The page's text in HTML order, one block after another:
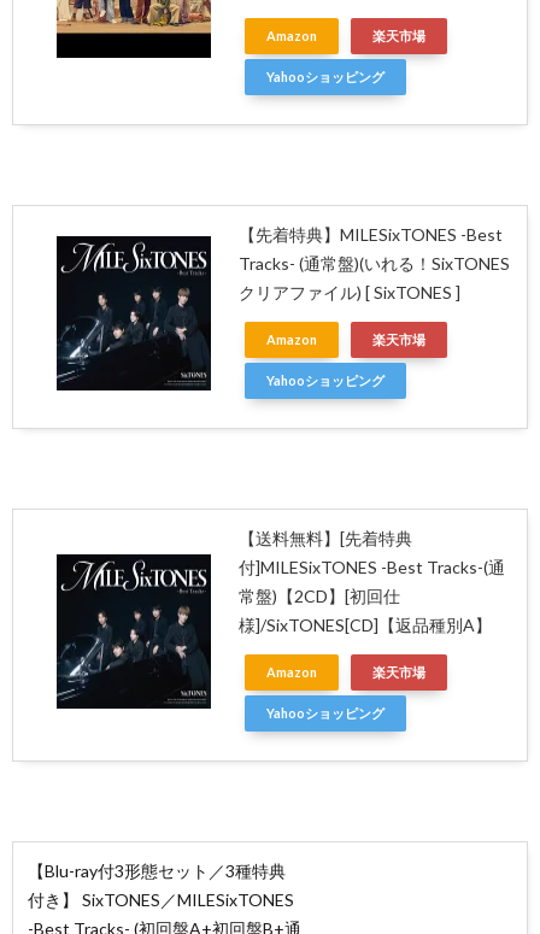
Amazon 楽天市場
Yahooショッピング
【先着特典】MILESixTONES -Best
Tracks- (通常盤)(いれる！SixTONES
クリアファイル) [ SixTONES ]
Amazon 楽天市場
Yahooショッピング
【送料無料】[先着特典
付]MILESixTONES -Best Tracks-(通
常盤)【2CD】[初回仕
様]/SixTONES[CD]【返品種別A】
Amazon 楽天市場
Yahooショッピング
【Blu-ray付3形態セット／3種特典
付き】 SixTONES／MILESixTONES
-Best Tracks- (初回盤A+初回盤B+通